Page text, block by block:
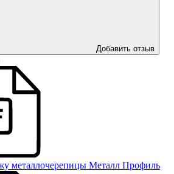
Добавить отзыв
металлочерепицы Металл Профиль